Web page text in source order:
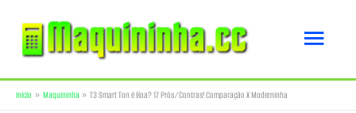
para
conteúdo
Início Maquininha T3 Smart Ton é Boa? 17 Prós/Contras! Comparação X Moderninha